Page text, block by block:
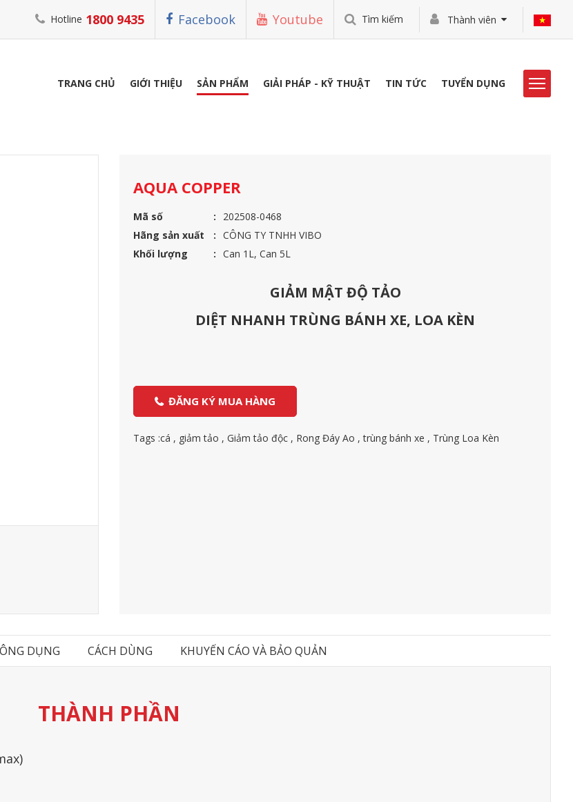
Hotline 1800 9435 Facebook Youtube Tìm kiếm Thành viên
TRANG CHỦ GIỚI THIỆU SẢN PHẨM GIẢI PHÁP - KỸ THUẬT TIN TỨC TUYỂN DỤNG
AQUA COPPER
Mã số
202508-0468
Hãng sản xuất
CÔNG TY TNHH VIBO
Khối lượng
Can 1L, Can 5L
GIẢM MẬT ĐỘ TẢO
DIỆT NHANH TRÙNG BÁNH XE, LOA KÈN
ĐĂNG KÝ MUA HÀNG
Tags :cá , giảm tảo , Giảm tảo độc , Rong Đáy Ao , trùng bánh xe , Trùng Loa Kèn
DỤNG CÁCH DÙNG KHUYẾN CÁO VÀ BẢO QUẢN
THÀNH PHẦN